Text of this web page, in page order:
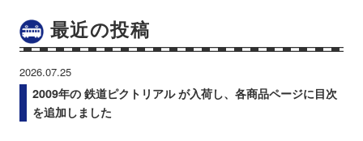
最近の投稿
2026.07.25
2009年の 鉄道ピクトリアル が入荷し、各商品ページに目次
を追加しました